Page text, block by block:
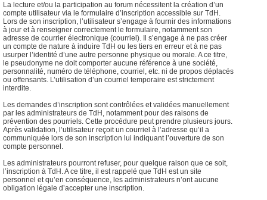
La lecture et/ou la participation au forum nécessitent la création d’un
compte utilisateur via le formulaire d’inscription accessible sur TdH.
Lors de son inscription, l’utilisateur s’engage à fournir des informations
à jour et à renseigner correctement le formulaire, notamment son
adresse de courrier électronique (courriel). Il s’engage à ne pas créer
un compte de nature à induire TdH ou les tiers en erreur et à ne pas
usurper l’identité d’une autre personne physique ou morale. A ce titre,
le pseudonyme ne doit comporter aucune référence à une société,
personnalité, numéro de téléphone, courriel, etc. ni de propos déplacés
ou offensants. L’utilisation d’un courriel temporaire est strictement
interdite.
Les demandes d’inscription sont contrôlées et validées manuellement
par les administrateurs de TdH, notamment pour des raisons de
prévention des pourriels. Cette procédure peut prendre plusieurs jours.
Après validation, l’utilisateur reçoit un courriel à l’adresse qu’il a
communiquée lors de son inscription lui indiquant l’ouverture de son
compte personnel.
Les administrateurs pourront refuser, pour quelque raison que ce soit,
l’inscription à TdH. A ce titre, il est rappelé que TdH est un site
personnel et qu’en conséquence, les administrateurs n’ont aucune
obligation légale d’accepter une inscription.